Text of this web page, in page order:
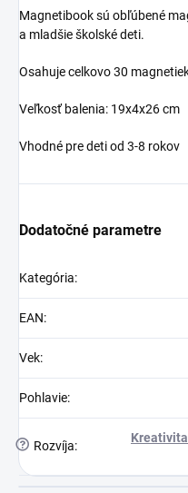
Magnetibook sú obľúbené
a mladšie školské deti.
Osahuje celkovo 30
Veľkosť balenia: 19x4x26 cm
Vhodné pre deti od 3-8 rokov
Dodatočné parametre
Kategória:
EAN:
Vek:
Pohlavie:
? Rozvíja: